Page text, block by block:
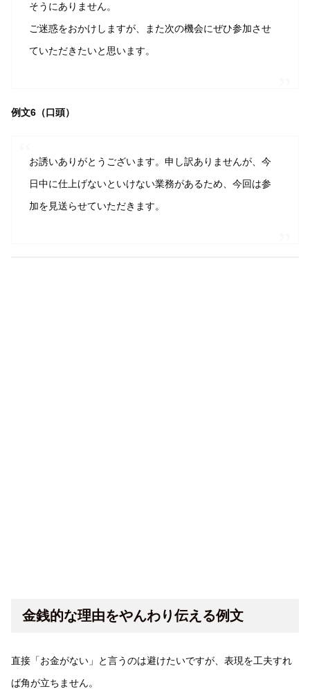
そうにありません。
ご迷惑をおかけしますが、また次の機会にぜひ参加させ
ていただきたいと思います。
例文6（口頭）
お誘いありがとうございます。申し訳ありませんが、今
日中に仕上げないといけない業務があるため、今回は参
加を見送らせていただきます。
金銭的な理由をやんわり伝える例文
直接「お金がない」と言うのは避けたいですが、表現を工夫すれ
ば角が立ちません。